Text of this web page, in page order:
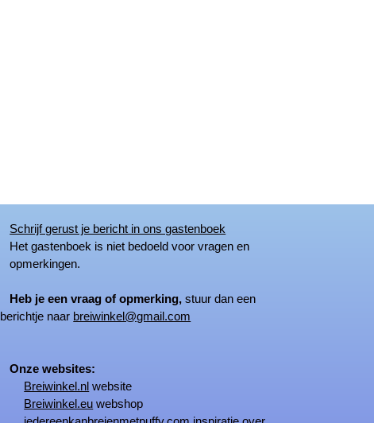
Schrijf gerust je bericht in ons gastenboek
Het gastenboek is niet bedoeld voor vragen en
opmerkingen.
Heb je een vraag of opmerking, stuur dan een
berichtje naar breiwinkel@gmail.com
Onze websites:
Breiwinkel.nl website
Breiwinkel.eu webshop